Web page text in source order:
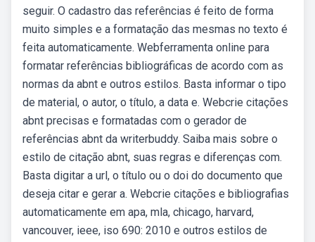
seguir. O cadastro das referências é feito de forma
muito simples e a formatação das mesmas no texto é
feita automaticamente. Webferramenta online para
formatar referências bibliográficas de acordo com as
normas da abnt e outros estilos. Basta informar o tipo
de material, o autor, o título, a data e. Webcrie citações
abnt precisas e formatadas com o gerador de
referências abnt da writerbuddy. Saiba mais sobre o
estilo de citação abnt, suas regras e diferenças com.
Basta digitar a url, o título ou o doi do documento que
deseja citar e gerar a. Webcrie citações e bibliografias
automaticamente em apa, mla, chicago, harvard,
vancouver, ieee, iso 690: 2010 e outros estilos de